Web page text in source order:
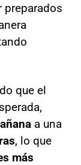
preparados
que el
a una
, lo que
más